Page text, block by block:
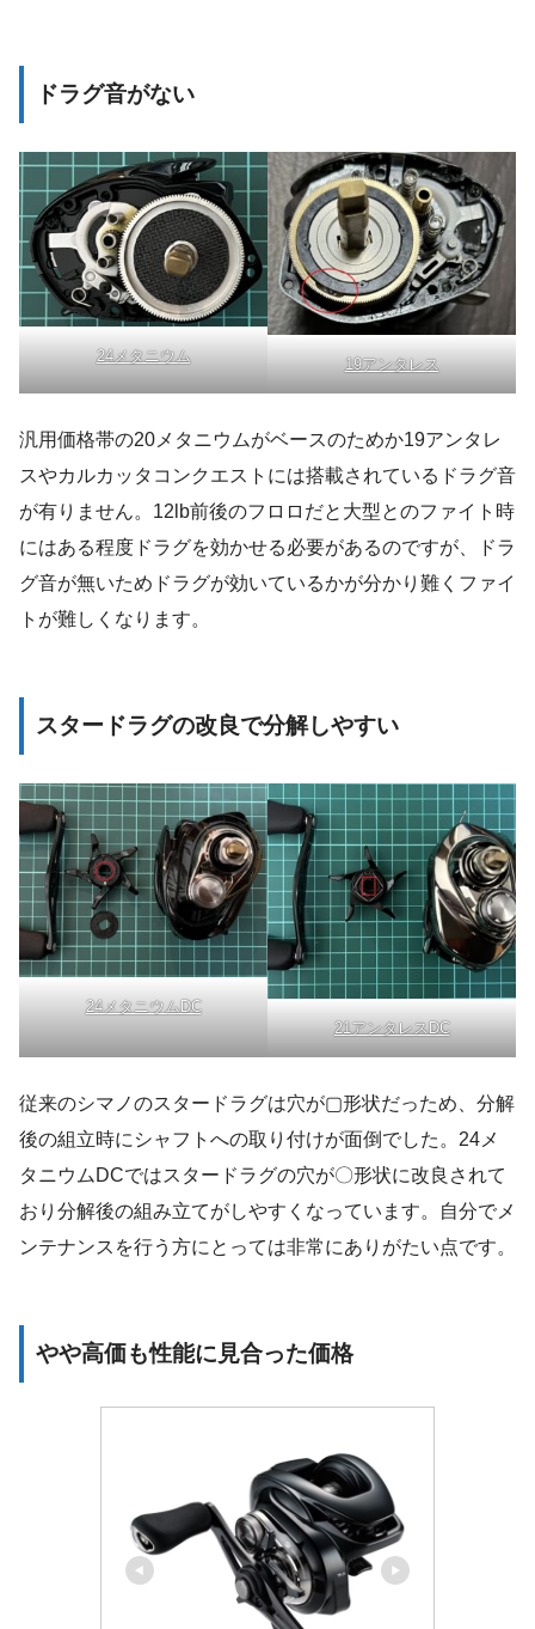
ドラグ音がない
24メタニウム 19アンタレス
汎用価格帯の20メタニウムがベースのためか19アンタレ
スやカルカッタコンクエストには搭載されているドラグ音
が有りません。12lb前後のフロロだと大型とのファイト時
にはある程度ドラグを効かせる必要があるのですが、ドラ
グ音が無いためドラグが効いているかが分かり難くファイ
トが難しくなります。
スタードラグの改良で分解しやすい
24メタニウムDC
21アンタレスDC
従来のシマノのスタードラグは穴が▢形状だっため、分解
後の組立時にシャフトへの取り付けが面倒でした。24メ
タニウムDCではスタードラグの穴が〇形状に改良されて
おり分解後の組み立てがしやすくなっています。自分でメ
ンテナンスを行う方にとっては非常にありがたい点です。
やや高価も性能に見合った価格